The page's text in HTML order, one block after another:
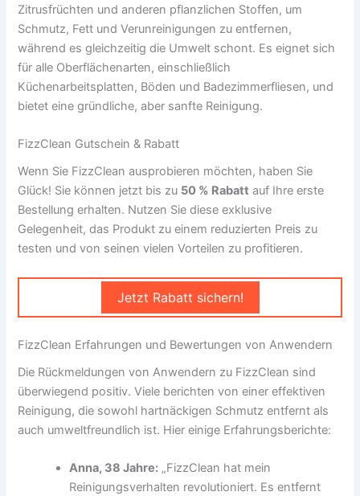
Zitrusfrüchten und anderen pflanzlichen Stoffen, um
Schmutz, Fett und Verunreinigungen zu entfernen,
während es gleichzeitig die Umwelt schont. Es eignet sich
für alle Oberflächenarten, einschließlich
Küchenarbeitsplatten, Böden und Badezimmerfliesen, und
bietet eine gründliche, aber sanfte Reinigung.
FizzClean Gutschein & Rabatt
Wenn Sie FizzClean ausprobieren möchten, haben Sie
Glück! Sie können jetzt bis zu 50 % Rabatt auf Ihre erste
Bestellung erhalten. Nutzen Sie diese exklusive
Gelegenheit, das Produkt zu einem reduzierten Preis zu
testen und von seinen vielen Vorteilen zu profitieren.
Jetzt Rabatt sichern!
FizzClean Erfahrungen und Bewertungen von Anwendern
Die Rückmeldungen von Anwendern zu FizzClean sind
überwiegend positiv. Viele berichten von einer effektiven
Reinigung, die sowohl hartnäckigen Schmutz entfernt als
auch umweltfreundlich ist. Hier einige Erfahrungsberichte:
Anna, 38 Jahre: „FizzClean hat mein
Reinigungsverhalten revolutioniert. Es entfernt